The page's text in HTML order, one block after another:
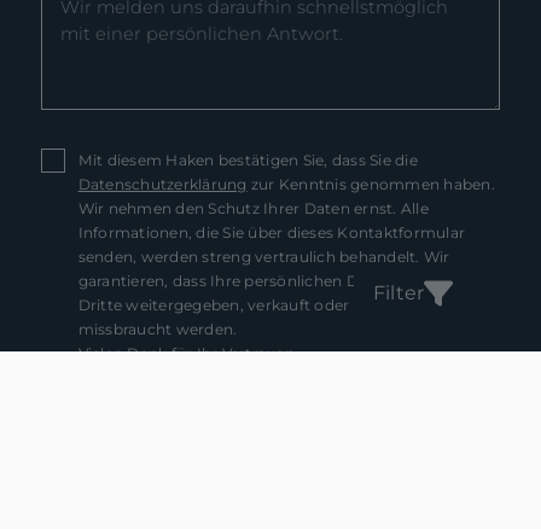
Filter
Mit diesem Haken bestätigen Sie, dass Sie die
Datenschutzerklärung zur Kenntnis genommen haben.
Wir nehmen den Schutz Ihrer Daten ernst. Alle
Informationen, die Sie über dieses Kontaktformular
senden, werden streng vertraulich behandelt. Wir
garantieren, dass Ihre persönlichen Daten nicht an
Dritte weitergegeben, verkauft oder anderweitig
missbraucht werden.
Vielen Dank für Ihr Vertrauen.